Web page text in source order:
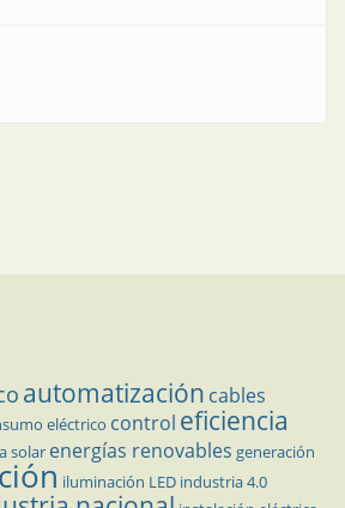
Medición de nivel de tolueno con precisión
automatización cables
eléctrico control eficiencia
solar energías renovables generación
iluminación LED industria 4.0